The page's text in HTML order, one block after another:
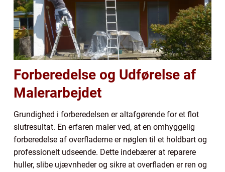
Forberedelse og Udførelse af
Malerarbejdet
Grundighed i forberedelsen er altafgørende for et flot
slutresultat. En erfaren maler ved, at en omhyggelig
forberedelse af overfladerne er nøglen til et holdbart og
professionelt udseende. Dette indebærer at reparere
huller, slibe ujævnheder og sikre at overfladen er ren og